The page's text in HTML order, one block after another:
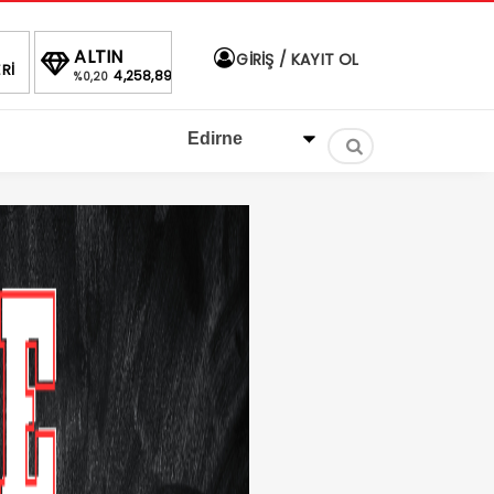
BIST
1.66% 1.430,07
DOLAR EURO
GİRİŞ / KAYIT OL